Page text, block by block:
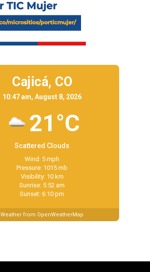
Cajicá, CO
10:47 am, August 8, 2026
21°C
Scattered Clouds
Wind: 5 mph
Pressure: 1015 mb
Visibility: 10 km
Sunrise: 5:52 am
Sunset: 6:10 pm
Weather from OpenWeatherMap